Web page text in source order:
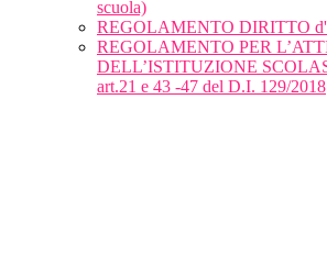
scuola)
REGOLAMENTO DIRITTO
REGOLAMENTO PER
DELL’ISTITUZIONE
art.21 e 43 -47 del D.I. 129/2018